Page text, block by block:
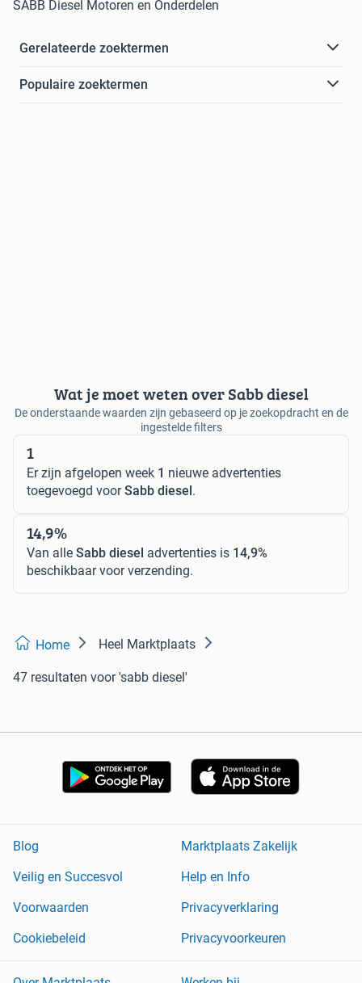
SABB Diesel Motoren en Onderdelen
Gerelateerde zoektermen
Populaire zoektermen
Wat je moet weten over Sabb diesel
De onderstaande waarden zijn gebaseerd op je zoekopdracht en de
ingestelde filters
1
Er zijn afgelopen week 1 nieuwe advertenties
toegevoegd voorSabb diesel.
14,9%
Van alle Sabb diesel advertenties is 14,9%
beschikbaar voor verzending.
Home Heel Marktplaats
47 resultaten voor 'sabb diesel'
Blog
Marktplaats Zakelijk
Veilig en Succesvol
Help en Info
Voorwaarden
Privacyverklaring
Cookiebeleid
Privacyvoorkeuren